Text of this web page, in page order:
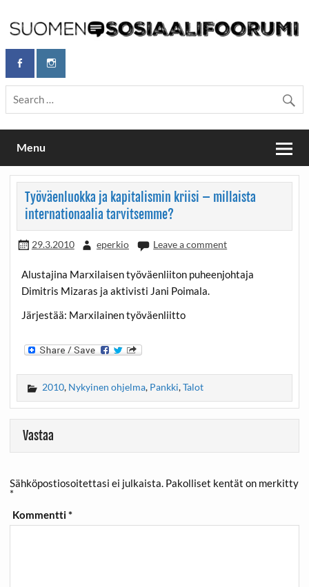
content
Maailmanparannuspäivät / Suomen
Sosiaalifoorumi
Maailmanparannuspäivät Lapinlahden Lähteellä, Helsingissä
26.–27.9.2026
Menu
Työväenluokka ja kapitalismin kriisi – millaista
internationaalia tarvitsemme?
29.3.2010 eperkio Leave a comment
Alustajina Marxilaisen työväenliiton puheenjohtaja
Dimitris Mizaras ja aktivisti Jani Poimala.
Järjestää: Marxilainen työväenliitto
2010, Nykyinen ohjelma, Pankki,Talot
Vastaa
Sähköpostiosoitettasi ei julkaista. Pakolliset kentät on merkitty
*
Kommentti*